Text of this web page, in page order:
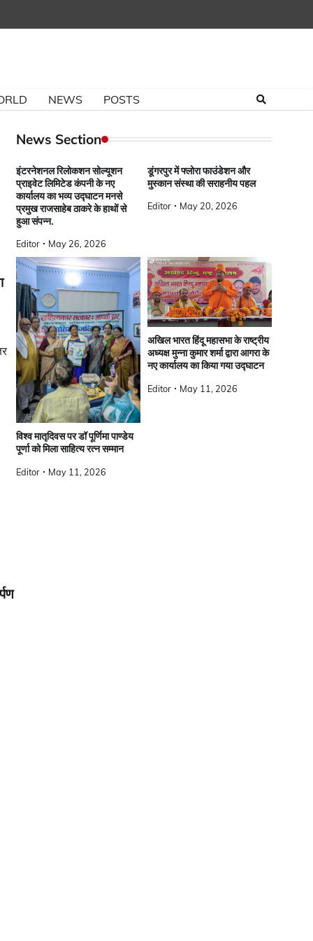
NEWS POSTS
News Section
इंटरनेशनल रिलोकशन सोल्यूशन
प्राइवेट लिमिटेड कंपनी के नए
कार्यालय का भव्य उद्घाटन मनसे
प्रमुख राजसाहेब ठाकरे के हाथों से
हुआ संपन्न.
Editor May 26, 2026
डूंगरपुर में फ्लोरा फाउंडेशन और
मुस्कान संस्था की सराहनीय पहल
Editor May 20, 2026
विश्व मातृदिवस पर डॉ पूर्णिमा पाण्डेय
पूर्णा को मिला साहित्य रत्न सम्मान
Editor May 11, 2026
अखिल भारत हिंदू महासभा के राष्ट्रीय
अध्यक्ष मुन्ना कुमार शर्मा द्वारा आगरा के
नए कार्यालय का किया गया उद्घाटन
Editor May 11, 2026